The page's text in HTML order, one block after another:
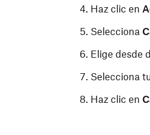
Haz clic en
Selecciona
Elige desde
Selecciona
Haz clic en